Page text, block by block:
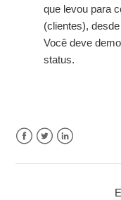
que levou para
(clientes),
Você deve
status.